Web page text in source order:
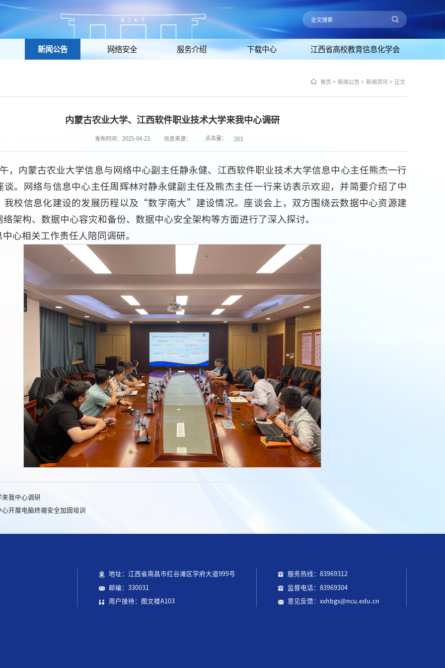
新闻公告 网络安全 服务介绍 下载中心 江西省高校教育信息化学会
首页 > 新闻公告 > 新闻资讯 > 正文
内蒙古农业大学、江西软件职业技术大学来我中心调研
发布时间：2025-04-23 信息来源： 点击量： 203
，内蒙古农业大学信息与网络中心副主任静永健、江西软件职业技术大学信息中心主任熊杰一行
谈。网络与信息中心主任周辉林对静永健副主任及熊杰主任一行来访表示欢迎，并简要介绍了中
我校信息化建设的发展历程以及“数字南大”建设情况。座谈会上，双方围绕云数据中心资源建
架构、数据中心容灾和备份、数据中心安全架构等方面进行了深入探讨。
心相关工作责任人陪同调研。
我中心调研
开展电脑终端安全加固培训
地址：江西省南昌市红谷滩区学府大道999号
邮编：330031
用户接待：图文楼A103
服务热线：83969312
监督电话：83969304
意见反馈：xxhbgs@ncu.edu.cn